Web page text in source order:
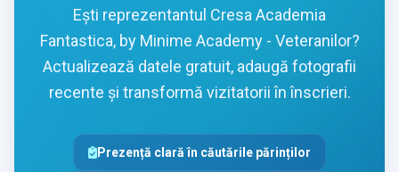
Ești reprezentantul Cresa Academia
Fantastica, by Minime Academy - Veteranilor?
Actualizează datele gratuit, adaugă fotografii
recente și transformă vizitatorii în înscrieri.
Prezență clară în căutările părinților